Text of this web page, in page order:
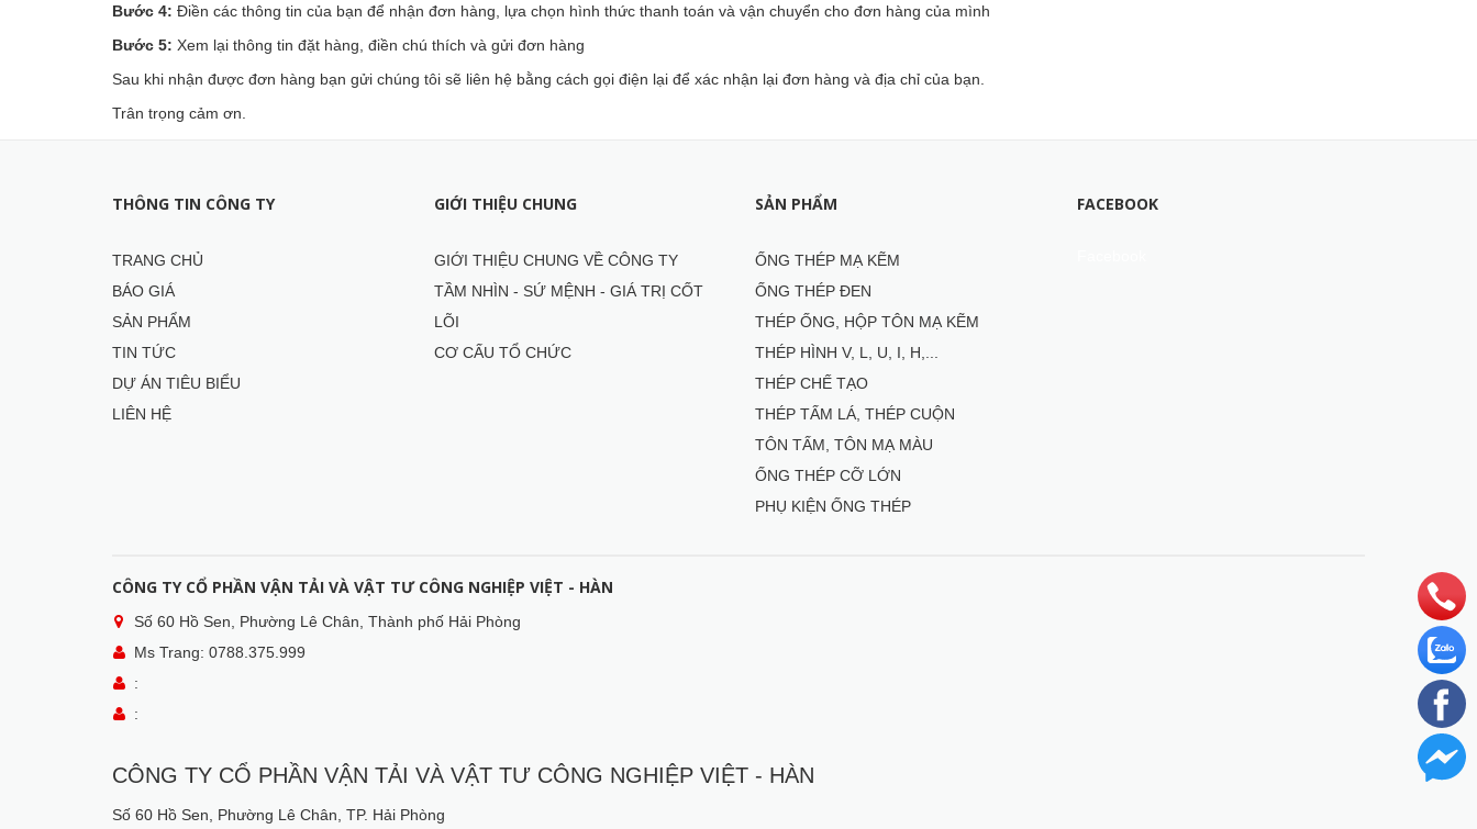
Bước 4: Điền các thông tin của bạn để nhận đơn hàng, lựa chọn hình thức thanh toán và vận chuyển cho đơn hàng của mình
Bước 5: Xem lại thông tin đặt hàng, điền chú thích và gửi đơn hàng
Sau khi nhận được đơn hàng bạn gửi chúng tôi sẽ liên hệ bằng cách gọi điện lại để xác nhận lại đơn hàng và địa chỉ của bạn.
Trân trọng cảm ơn.
THÔNG TIN CÔNG TY
TRANG CHỦ
BÁO GIÁ
SẢN PHẨM
TIN TỨC
DỰ ÁN TIÊU BIỂU
LIÊN HỆ
GIỚI THIỆU CHUNG
GIỚI THIỆU CHUNG VỀ CÔNG TY
TẦM NHÌN - SỨ MỆNH - GIÁ TRỊ CỐT
LÕI
CƠ CẤU TỔ CHỨC
SẢN PHẨM
ỐNG THÉP MẠ KẼM
ỐNG THÉP ĐEN
THÉP ỐNG, HỘP TÔN MẠ KẼM
THÉP HÌNH V, L, U, I, H,...
THÉP CHẾ TẠO
THÉP TẤM LÁ, THÉP CUỘN
TÔN TẤM, TÔN MẠ MÀU
ỐNG THÉP CỠ LỚN
PHỤ KIỆN ỐNG THÉP
FACEBOOK
CÔNG TY CỔ PHẦN VẬN TẢI VÀ VẬT TƯ CÔNG NGHIỆP VIỆT - HÀN
Số 60 Hồ Sen, Phường Lê Chân, Thành phố Hải Phòng
Ms Trang: 0788.375.999
:
:
CÔNG TY CỔ PHẦN VẬN TẢI VÀ VẬT TƯ CÔNG NGHIỆP VIỆT - HÀN
Số 60 Hồ Sen, Phường Lê Chân, TP. Hải Phòng